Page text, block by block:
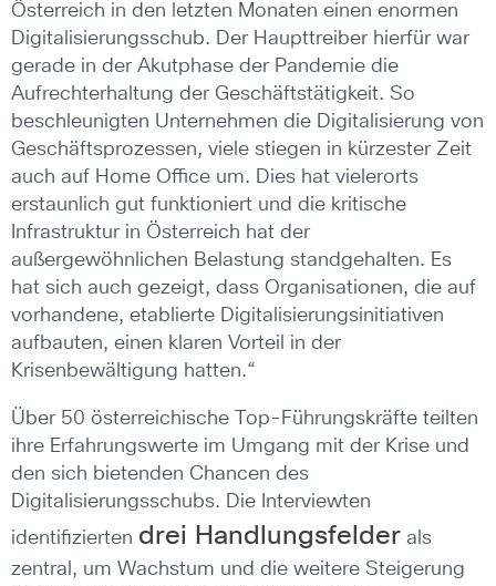
Österreich in den letzten Monaten einen enormen
Digitalisierungsschub. Der Haupttreiber hierfür war
gerade in der Akutphase der Pandemie die
Aufrechterhaltung der Geschäftstätigkeit. So
beschleunigten Unternehmen die Digitalisierung von
Geschäftsprozessen, viele stiegen in kürzester Zeit
auch auf Home Office um. Dies hat vielerorts
erstaunlich gut funktioniert und die kritische
Infrastruktur in Österreich hat der
außergewöhnlichen Belastung standgehalten. Es
hat sich auch gezeigt, dass Organisationen, die auf
vorhandene, etablierte Digitalisierungsinitiativen
aufbauten, einen klaren Vorteil in der
Krisenbewältigung hatten.“
Über 50 österreichische Top-Führungskräfte teilten
ihre Erfahrungswerte im Umgang mit der Krise und
den sich bietenden Chancen des
Digitalisierungsschubs. Die Interviewten
identifizierten drei Handlungsfelder als
zentral, um Wachstum und die weitere Steigerung